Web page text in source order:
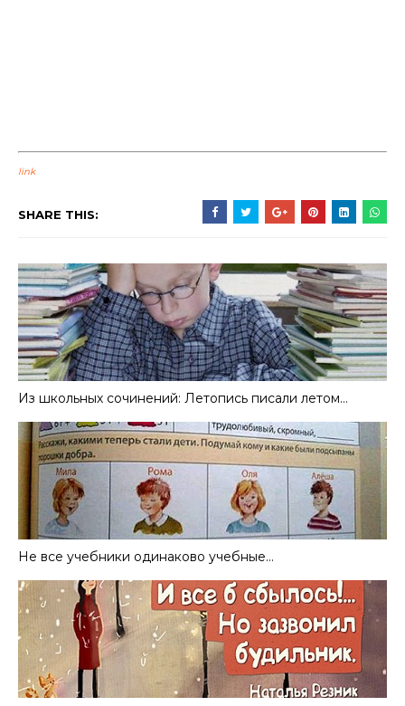
link
SHARE THIS:
Из школьных сочинений: Летопись писали летом…
Не все учебники одинаково учебные…